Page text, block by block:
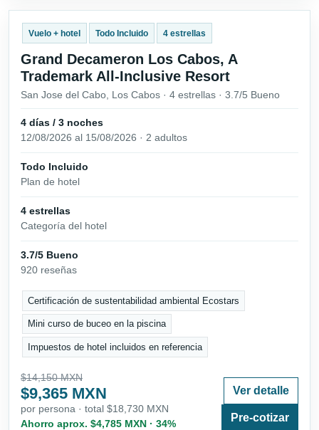
Vuelo + hotel Todo Incluido 4 estrellas
Grand Decameron Los Cabos, A
Trademark All-Inclusive Resort
San Jose del Cabo, Los Cabos · 4 estrellas · 3.7/5 Bueno
4 días / 3 noches
12/08/2026 al 15/08/2026 · 2 adultos
Todo Incluido
Plan de hotel
4 estrellas
Categoría del hotel
3.7/5 Bueno
920 reseñas
Certificación de sustentabilidad ambiental Ecostars
Mini curso de buceo en la piscina
Impuestos de hotel incluidos en referencia
$14,150 MXN
$9,365 MXN
por persona · total $18,730 MXN
Ahorro aprox. $4,785 MXN · 34%
Ver detalle
Pre-cotizar